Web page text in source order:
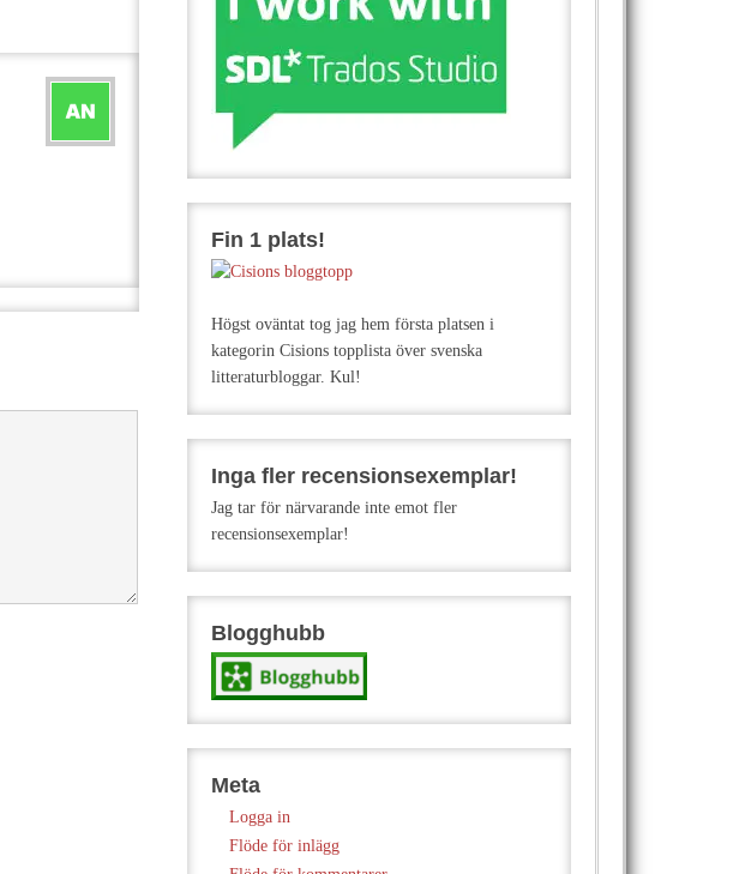
Fin 1 plats!
Högst oväntat tog jag hem första platsen i
kategorin Cisions topplista över svenska
litteraturbloggar. Kul!
Inga fler recensionsexemplar!
Jag tar för närvarande inte emot fler
recensionsexemplar!
Blogghubb
Meta
Logga in
Flöde för inlägg